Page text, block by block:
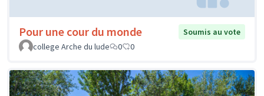
Pour une cour du monde
Soumis au vote
college Arche du lude
0 0